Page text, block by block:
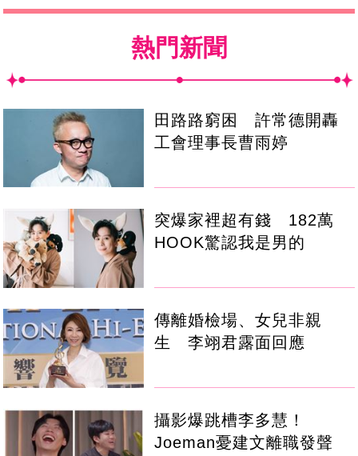
熱門新聞
田路路窮困 許常德開轟
工會理事長曹雨婷
突爆家裡超有錢 182萬
HOOK驚認我是男的
傳離婚檢場、女兒非親
生 李翊君露面回應
攝影爆跳槽李多慧！
Joeman憂建文離職發聲